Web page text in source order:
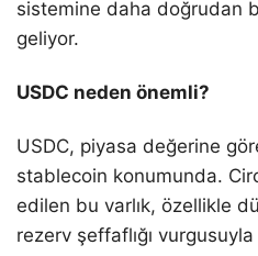
sistemine daha doğrudan
geliyor.
USDC neden önemli?
USDC, piyasa değerine
stablecoin konumunda.
edilen bu varlık, özellikle
rezerv şeffaflığı vurgusuyla